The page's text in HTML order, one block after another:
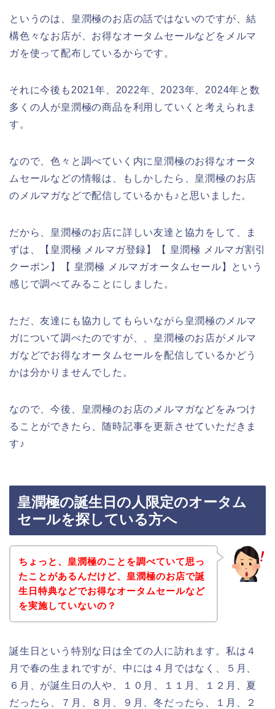
というのは、皇潤極のお店の話ではないのですが、結
構色々なお店が、お得なオータムセールなどをメルマ
ガを使って配布しているからです。
それに今後も2021年、2022年、2023年、2024年と数
多くの人が皇潤極の商品を利用していくと考えられま
す。
なので、色々と調べていく内に皇潤極のお得なオータ
ムセールなどの情報は、もしかしたら、皇潤極のお店
のメルマガなどで配信しているかも♪と思いました。
だから、皇潤極のお店に詳しい友達と協力をして、ま
ずは、【皇潤極 メルマガ登録】【 皇潤極 メルマガ割引
クーポン】【 皇潤極 メルマガオータムセール】という
感じで調べてみることにしました。
ただ、友達にも協力してもらいながら皇潤極のメルマ
ガについて調べたのですが、、皇潤極のお店がメルマ
ガなどでお得なオータムセールを配信しているかどう
かは分かりませんでした。
なので、今後、皇潤極のお店のメルマガなどをみつけ
ることができたら、随時記事を更新させていただきま
す♪
皇潤極の誕生日の人限定のオータム
セールを探している方へ
ちょっと、皇潤極のことを調べていて思っ
たことがあるんだけど、皇潤極のお店で誕
生日特典などでお得なオータムセールなど
を実施していないの？
誕生日という特別な日は全ての人に訪れます。私は４
月で春の生まれですが、中には４月ではなく、５月、
６月、が誕生日の人や、１０月、１１月、１２月、夏
だったら、７月、８月、９月、冬だったら、１月、２